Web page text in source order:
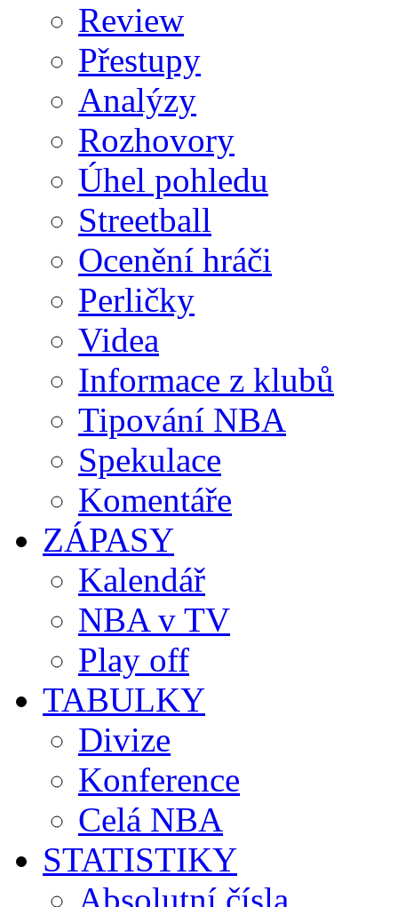
Review
Přestupy
Analýzy
Rozhovory
Úhel pohledu
Streetball
Ocenění hráči
Perličky
Videa
Informace z klubů
Tipování NBA
Spekulace
Komentáře
ZÁPASY
Kalendář
NBA v TV
Play off
TABULKY
Divize
Konference
Celá NBA
STATISTIKY